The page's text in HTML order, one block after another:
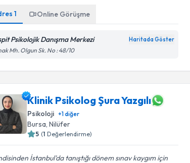
1 Online Görüşme
Psikolojik Danışma Merkezi Haritada Göster
Mh. Olgun Sk. No : 48/10
Klinik Psikolog Şura Yazgılı
Psikoloji +1diğer
Bursa , Nilüfer
5 (1 Değerlendirme)
İstanbul'da tanıştığı dönem sınav kaygım için